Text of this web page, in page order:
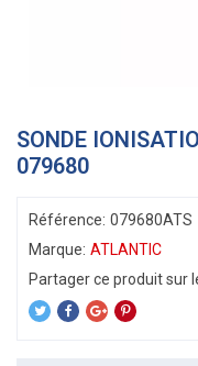
SONDE
079680
Référence: 079680ATS
Marque: ATLANTIC